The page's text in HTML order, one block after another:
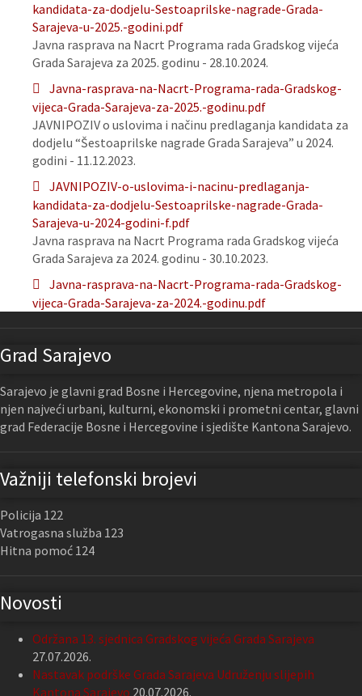
kandidata-za-dodjelu-Sestoaprilske-nagrade-Grada-
Sarajeva-u-2025.-godini.pdf
Javna rasprava na Nacrt Programa rada Gradskog vijeća
Grada Sarajeva za 2025. godinu - 28.10.2024.
Javna-rasprava-na-Nacrt-Programa-rada-Gradskog-
vijeca-Grada-Sarajeva-za-2025.-godinu.pdf
JAVNIPOZIV o uslovima i načinu predlaganja kandidata za
dodjelu “Šestoaprilske nagrade Grada Sarajeva” u 2024.
godini - 11.12.2023.
JAVNIPOZIV-o-uslovima-i-nacinu-predlaganja-
kandidata-za-dodjelu-Sestoaprilske-nagrade-Grada-
Sarajeva-u-2024-godini-f.pdf
Javna rasprava na Nacrt Programa rada Gradskog vijeća
Grada Sarajeva za 2024. godinu - 30.10.2023.
Javna-rasprava-na-Nacrt-Programa-rada-Gradskog-
vijeca-Grada-Sarajeva-za-2024.-godinu.pdf
Grad Sarajevo
Sarajevo je glavni grad Bosne i Hercegovine, njena metropola i
njen najveći urbani, kulturni, ekonomski i prometni centar, glavni
grad Federacije Bosne i Hercegovine i sjedište Kantona Sarajevo.
Važniji telefonski brojevi
Policija 122
Vatrogasna služba 123
Hitna pomoć 124
Novosti
Održana 13. sjednica Gradskog vijeća Grada Sarajeva
27.07.2026.
Nastavak podrške Grada Sarajeva Udruženju slijepih
Kantona Sarajevo 20.07.2026.